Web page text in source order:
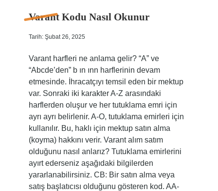
Varant Kodu Nasıl Okunur
Tarih: Şubat 26, 2025
Varant harfleri ne anlama gelir? “A” ve
“Abcde’den” b ın ınn harflerinin devam
etmesinde. İhracatçıyı temsil eden bir mektup
var. Sonraki iki karakter A-Z arasındaki
harflerden oluşur ve her tutuklama emri için
ayrı ayrı belirlenir. A-O, tutuklama emirleri için
kullanılır. Bu, haklı için mektup satın alma
(koyma) hakkını verir. Varant alım satım
olduğunu nasıl anlarız? Tutuklama emirlerini
ayırt ederseniz aşağıdaki bilgilerden
yararlanabilirsiniz. CB: Bir satın alma veya
satış başlatıcısı olduğunu gösteren kod. AA-